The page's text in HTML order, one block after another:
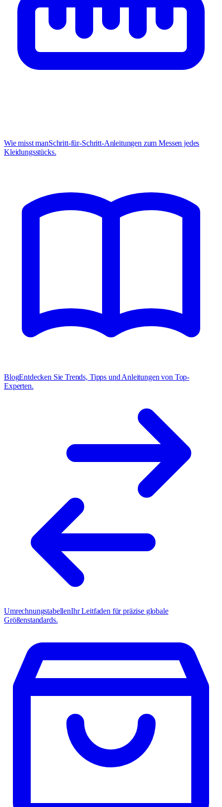
Wie misst manSchritt-für-Schritt-Anleitungen zum Messen jedes
Kleidungsstücks.
BlogEntdecken Sie Trends, Tipps und Anleitungen von Top-
Experten.
UmrechnungstabellenIhr Leitfaden für präzise globale
Größenstandards.